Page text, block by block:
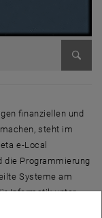
finanziellen und
steht im
e-Local
die Programmierung
Systeme am
Informatik unter